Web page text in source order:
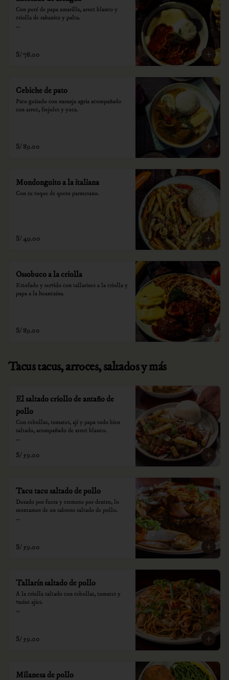
Con puré de papa amarilla, arroz blanco y
criolla de rabanito y palta.
consumo.
S/ 78.00
Cebiche de pato
Pato guisado con naranja agria acompañado
con arroz, frejoles y yuca.
S/ 89.00
Mondonguito a la italiana
Con su toque de queso parmesano.
S/ 49.00
Ossobuco a la criolla
Estofado y servido con tallarines a la criolla y
papa a la huancaína.
S/ 89.00
Tacus tacus, arroces, saltados y más
El saltado criollo de antaño de
pollo
Con cebollas, tomates, ají y papa todo bien
saltado, acompañado de arroz blanco.
incluyen impuestos de ley y recargo al
S/ 59.00
Tacu tacu saltado de pollo
Dorado por fuera y cremoso por dentro, lo
montamos de un sabroso saltado de pollo.
consumo.
S/ 59.00
Tallarín saltado de pollo
A la criolla saltado con cebollas, tomates y
varios ajíes.
consumo.
S/ 59.00
Milanesa de pollo